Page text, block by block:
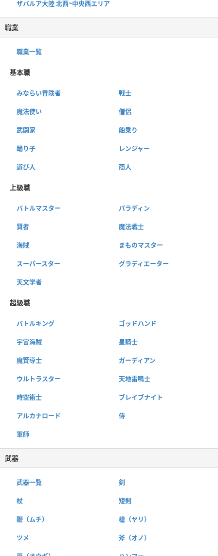
ザバルア大陸 北西~中央西エリア
職業
職業一覧
基本職
みならい冒険者 戦士
魔法使い 僧侶
武闘家 船乗り
踊り子 レンジャー
遊び人 商人
上級職
バトルマスター パラディン
賢者 魔法戦士
海賊 まものマスター
スーパースター グラディエーター
天文学者
超級職
バトルキング ゴッドハンド
宇宙海賊 星騎士
魔賢導士 ガーディアン
ウルトラスター 天地雷鳴士
時空術士 ブレイブナイト
アルカナロード 侍
軍師
武器
武器一覧 剣
杖 短剣
鞭（ムチ） 槍（ヤリ）
ツメ 斧（オノ）